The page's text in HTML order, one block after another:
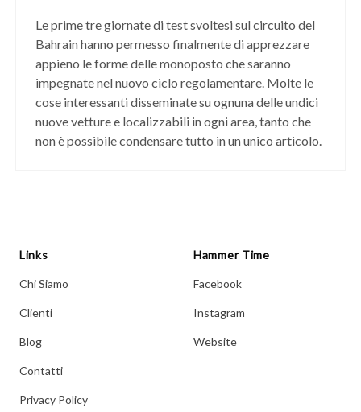
Le prime tre giornate di test svoltesi sul circuito del
Bahrain hanno permesso finalmente di apprezzare
appieno le forme delle monoposto che saranno
impegnate nel nuovo ciclo regolamentare. Molte le
cose interessanti disseminate su ognuna delle undici
nuove vetture e localizzabili in ogni area, tanto che
non è possibile condensare tutto in un unico articolo.
Links
Chi Siamo
Clienti
Blog
Contatti
Privacy Policy
Hammer Time
Facebook
Instagram
Website